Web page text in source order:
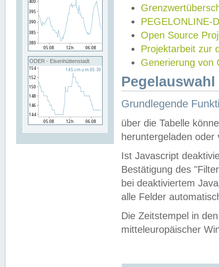
ODER - Eisenhüttenstadt
PEGELONLINE-
Open Source
Projektarbeit zur
Generierung von
Grundlegende
über die Tabelle
heruntergeladen oder
Ist Javascript
Bestätigung des
bei deaktiviertem
alle Felder
Die Zeitstempel in
mitteleuropäischer